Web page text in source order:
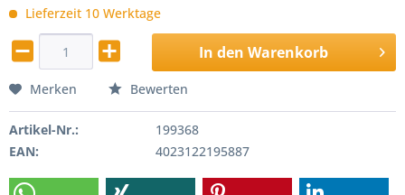
Lieferzeit 10 Werktage
In den Warenkorb
Merken Bewerten
Artikel-Nr.:
199368
EAN:
4023122195887